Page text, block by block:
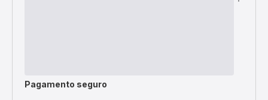
Pagamento seguro